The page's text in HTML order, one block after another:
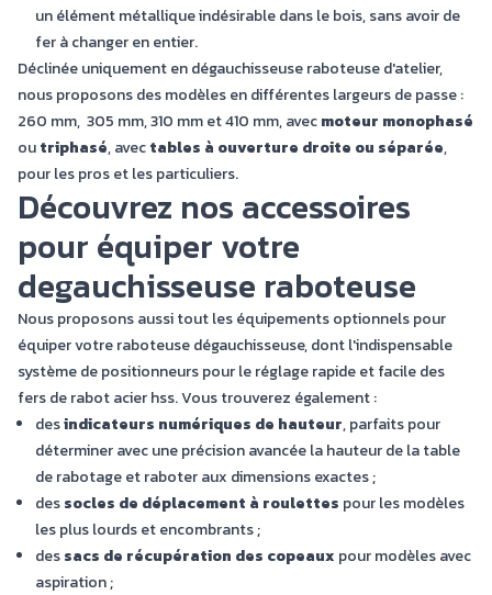
un élément métallique indésirable dans le bois, sans avoir de
fer à changer en entier.
Déclinée uniquement en dégauchisseuse raboteuse d'atelier,
nous proposons des modèles en différentes largeurs de passe :
260 mm, 305 mm, 310 mm et 410 mm, avecmoteur monophasé
outriphasé, avectables à ouverture droite ou séparée,
pour les pros et les particuliers.
Découvrez nos accessoires
pour équiper votre
degauchisseuse raboteuse
Nous proposons aussi tout leséquipements optionnelspour
équiper votre raboteuse dégauchisseuse, dont l'indispensable
système de positionneurs pour le réglage rapide et facile des
fers de rabot acier hss. Vous trouverez également :
desindicateurs numériques de hauteur, parfaits pour
déterminer avec une précision avancée la hauteur de la table
de rabotage et raboter aux dimensions exactes ;
dessocles de déplacement à roulettes pour les modèles
les plus lourds et encombrants ;
dessacs de récupération des copeaux pour modèles avec
aspiration ;